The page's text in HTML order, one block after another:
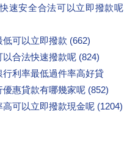
速安全合法可以立即撥款呢
可以立即撥款 (662)
合法快速撥款呢 (824)
利率最低過件率高好貸
惠貸款有哪幾家呢 (852)
可以立即撥款現金呢 (1204)